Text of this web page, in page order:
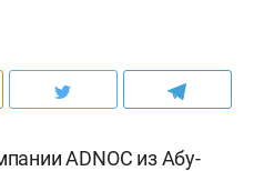
ADNOC из Абу-